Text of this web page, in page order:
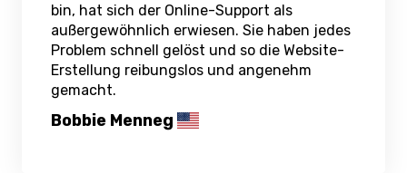
bin, hat sich der Online-Support als
außergewöhnlich erwiesen. Sie haben jedes
Problem schnell gelöst und so die Website-
Erstellung reibungslos und angenehm
gemacht.
Bobbie Menneg